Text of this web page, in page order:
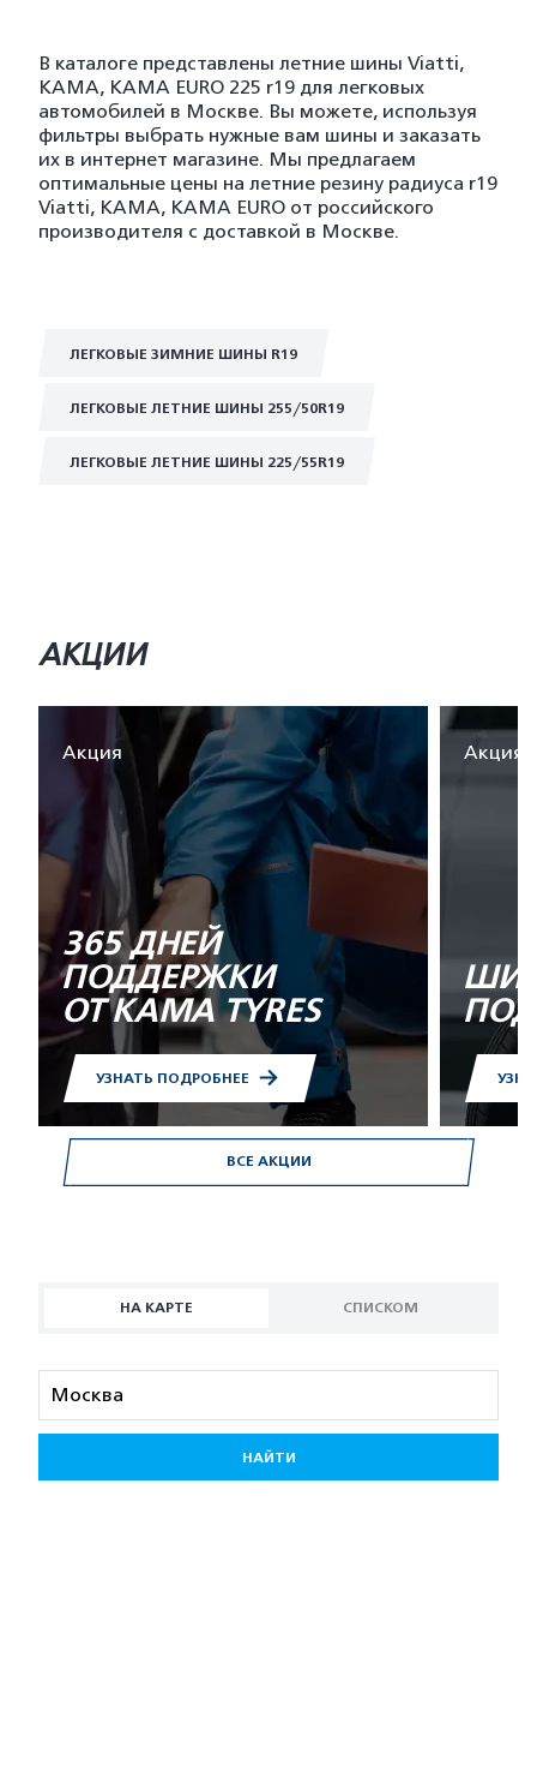
В каталоге представлены летние шины Viatti,
KAMA, KAMA EURO 225 r19 для легковых
автомобилей в Москве. Вы можете, используя
фильтры выбрать нужные вам шины и заказать
их в интернет магазине. Мы предлагаем
оптимальные цены на летние резину радиуса r19
Viatti, KAMA, KAMA EURO от российского
производителя с доставкой в Москве.
ЛЕГКОВЫЕ ЗИМНИЕ ШИНЫ R19
ЛЕГКОВЫЕ ЛЕТНИЕ ШИНЫ 255/50R19
ЛЕГКОВЫЕ ЛЕТНИЕ ШИНЫ 225/55R19
ВСЕ АКЦИИ
АКЦИИ
Акция
365 ДНЕЙ
ПОДДЕРЖКИ
ОТ KAMA TYRES
УЗНАТЬ ПОДРОБНЕЕ
Акция
НА КАРТЕ СПИСКОМ
НАЙТИ